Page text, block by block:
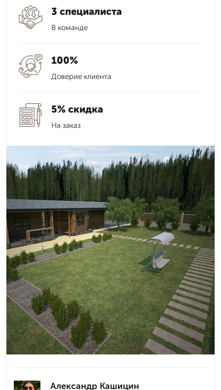
3 специалиста
В команде
100%
Доверие клиента
5% скидка
На заказ
Александр Кашицин